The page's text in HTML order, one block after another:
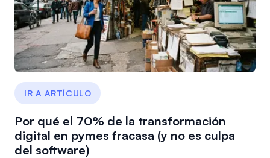
IR A ARTÍCULO
Por qué el 70% de la transformación
digital en pymes fracasa (y no es culpa
del software)